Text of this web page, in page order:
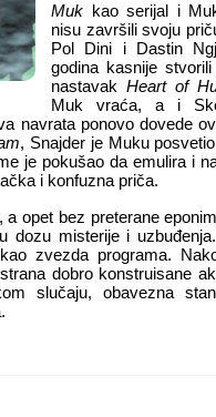
Muk kao serijal i
nisu završili svoju
Pol Dini i Dastin
godina kasnije
nastavak Heart of
Muk vraća, a i
navrata ponovo dovede
, Snajder je Muku
je pokušao da emulira i
i konfuzna priča.
a opet bez preterane
dozu misterije i
zvezda programa.
dobro konstruisane
slučaju, obavezna